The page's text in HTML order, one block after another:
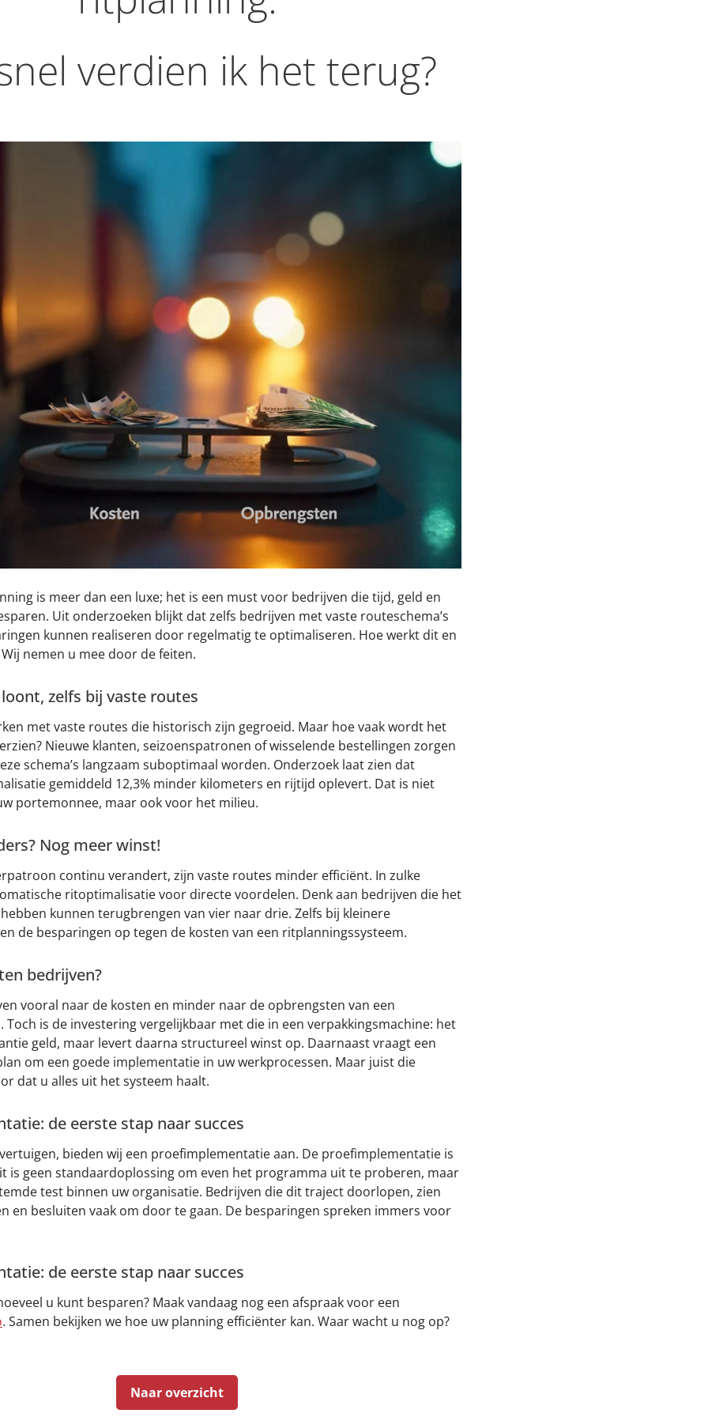
verdien ik het terug?
is meer dan een luxe; het is een must voor bedrijven die tijd, geld en
Uit onderzoeken blijkt dat zelfs bedrijven met vaste routeschema’s
kunnen realiseren door regelmatig te optimaliseren. Hoe werkt dit en
nemen u mee door de feiten.
zelfs bij vaste routes
met vaste routes die historisch zijn gegroeid. Maar hoe vaak wordt het
Nieuwe klanten, seizoenspatronen of wisselende bestellingen zorgen
schema’s langzaam suboptimaal worden. Onderzoek laat zien dat
gemiddeld 12,3% minder kilometers en rijtijd oplevert. Dat is niet
portemonnee, maar ook voor het milieu.
Nog meer winst!
continu verandert, zijn vaste routes minder efficiënt. In zulke
ritoptimalisatie voor directe voordelen. Denk aan bedrijven die het
kunnen terugbrengen van vier naar drie. Zelfs bij kleinere
de besparingen op tegen de kosten van een ritplanningssysteem.
bedrijven?
vooral naar de kosten en minder naar de opbrengsten van een
Toch is de investering vergelijkbaar met die in een verpakkingsmachine: het
geld, maar levert daarna structureel winst op. Daarnaast vraagt een
om een goede implementatie in uw werkprocessen. Maar juist die
dat u alles uit het systeem haalt.
de eerste stap naar succes
bieden wij een proefimplementatie aan. De proefimplementatie is
is geen standaardoplossing om even het programma uit te proberen, maar
test binnen uw organisatie. Bedrijven die dit traject doorlopen, zien
en besluiten vaak om door te gaan. De besparingen spreken immers voor
de eerste stap naar succes
u kunt besparen? Maak vandaag nog een afspraak voor een
. Samen bekijken we hoe uw planning efficiënter kan. Waar wacht u nog op?
Naar overzicht